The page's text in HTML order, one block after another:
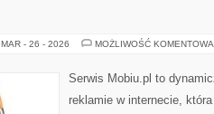
MAR - 26 - 2026 MOŻLIWOŚĆ
Serwis Mobiu.pl to
reklamie w internecie,